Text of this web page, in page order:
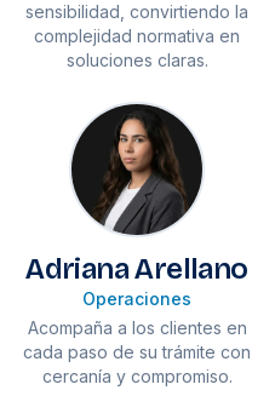
sensibilidad, convirtiendo la
complejidad normativa en
soluciones claras.
Adriana Arellano
Operaciones
Acompaña a los clientes en
cada paso de su trámite con
cercanía y compromiso.